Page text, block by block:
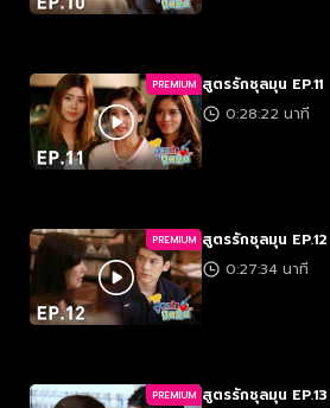
PREMIUM สูตรรักชุลมุน EP.11
0:28:22 นาที
PREMIUM สูตรรักชุลมุน EP.12
0:27:34 นาที
PREMIUM สูตรรักชุลมุน EP.13